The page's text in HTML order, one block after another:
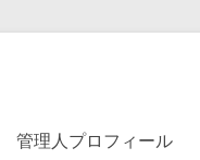
管理人プロフィール